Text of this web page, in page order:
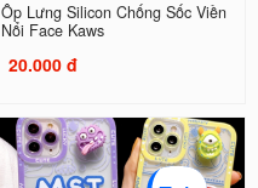
Ốp Lưng Silicon Chống Sốc Viền
Nổi Face Kaws
20.000 đ